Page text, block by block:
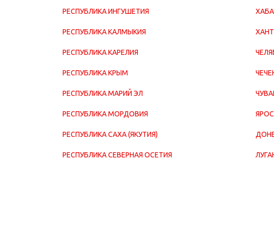
РЕСПУБЛИКА ИНГУШЕТИЯ
РЕСПУБЛИКА КАЛМЫКИЯ
РЕСПУБЛИКА КАРЕЛИЯ
РЕСПУБЛИКА КРЫМ
РЕСПУБЛИКА МАРИЙ ЭЛ
РЕСПУБЛИКА МОРДОВИЯ
РЕСПУБЛИКА САХА (ЯКУТИЯ)
РЕСПУБЛИКА СЕВЕРНАЯ ОСЕТИЯ